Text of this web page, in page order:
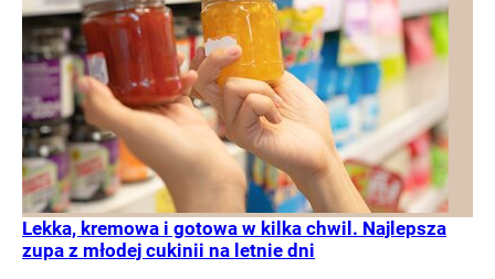
Lekka, kremowa i gotowa w kilka chwil. Najlepsza
zupa z młodej cukinii na letnie dni